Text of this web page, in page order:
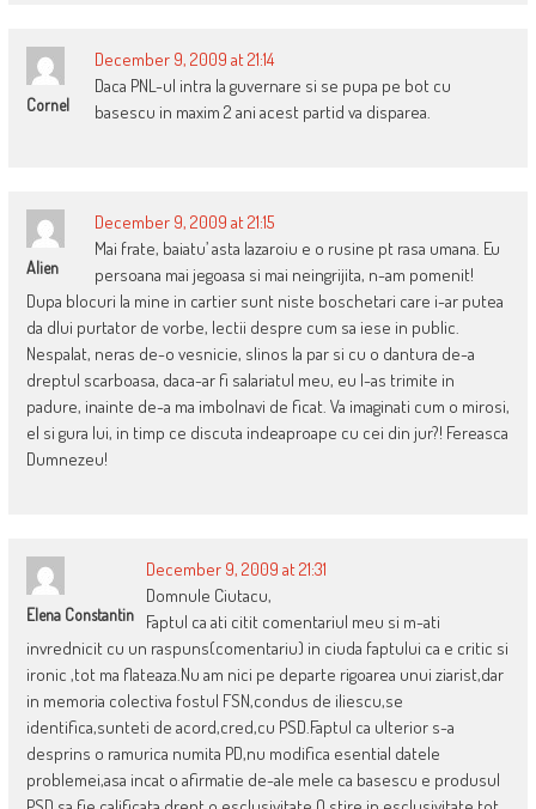
Cornel
December 9, 2009 at 21:14
Daca PNL-ul intra la guvernare si se pupa pe bot cu
basescu in maxim 2 ani acest partid va disparea.
Alien
December 9, 2009 at 21:15
Mai frate, baiatu’ asta lazaroiu e o rusine pt rasa umana. Eu
persoana mai jegoasa si mai neingrijita, n-am pomenit!
Dupa blocuri la mine in cartier sunt niste boschetari care i-ar putea
da dlui purtator de vorbe, lectii despre cum sa iese in public.
Nespalat, neras de-o vesnicie, slinos la par si cu o dantura de-a
dreptul scarboasa, daca-ar fi salariatul meu, eu l-as trimite in
padure, inainte de-a ma imbolnavi de ficat. Va imaginati cum o mirosi,
el si gura lui, in timp ce discuta indeaproape cu cei din jur?! Fereasca
Dumnezeu!
Elena Constantin
December 9, 2009 at 21:31
Domnule Ciutacu,
Faptul ca ati citit comentariul meu si m-ati
invrednicit cu un raspuns(comentariu) in ciuda faptului ca e critic si
ironic ,tot ma flateaza.Nu am nici pe departe rigoarea unui ziarist,dar
in memoria colectiva fostul FSN,condus de iliescu,se
identifica,sunteti de acord,cred,cu PSD.Faptul ca ulterior s-a
desprins o ramurica numita PD,nu modifica esential datele
problemei,asa incat o afirmatie de-ale mele ca basescu e produsul